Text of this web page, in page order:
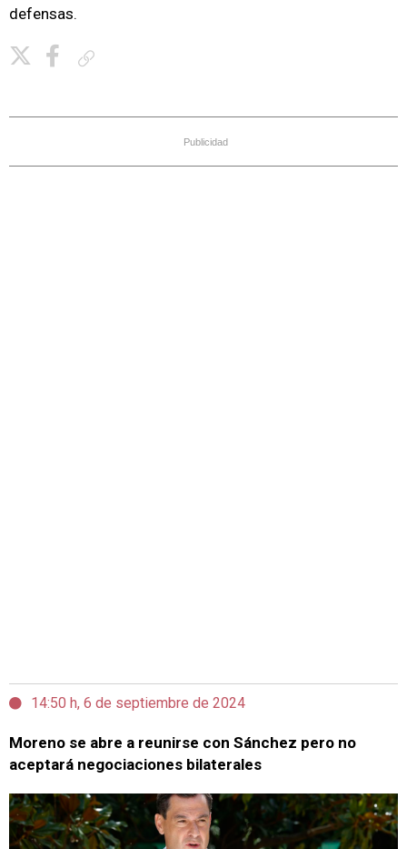
defensas.
Publicidad
14:50 h, 6 de septiembre de 2024
Moreno se abre a reunirse con Sánchez pero no
aceptará negociaciones bilaterales